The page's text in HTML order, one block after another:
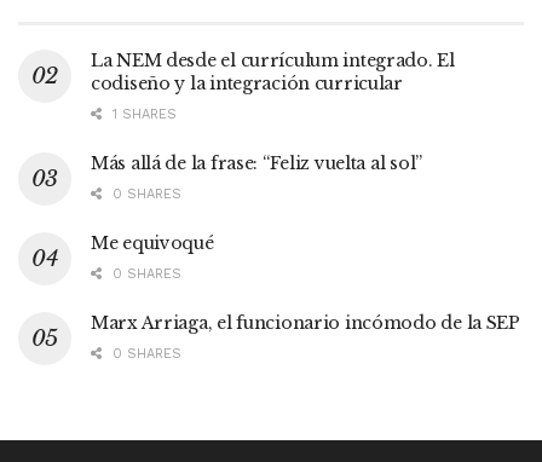
La NEM desde el currículum integrado. El
codiseño y la integración curricular
1 SHARES
Más allá de la frase: “Feliz vuelta al sol”
0 SHARES
Me equivoqué
0 SHARES
Marx Arriaga, el funcionario incómodo de la SEP
0 SHARES